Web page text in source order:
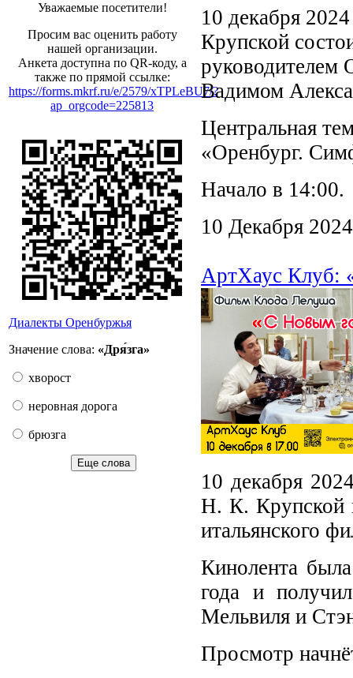
Уважаемые посетители!
Просим вас оценить работу
нашей организации.
Анкета доступна по QR-коду, а
также по прямой ссылке:
https://forms.mkrf.ru/e/2579/xTPLeBU7/?
ap_orgcode=225813
Диалекты Оренбуржья
Значение слова: «Дря́зга»
хворост
неровная дорога
брюзга
Еще слова
10 декабря
Крупской
руководителем
Вадимом
Центральная
«Оренбург.
Начало в 14:00.
10 Декабря 2024
АртХаус Клуб:
10 декабря
Н. К. Крупской
итальянского
Кинолента
года и
Мельвиля и
Просмотр